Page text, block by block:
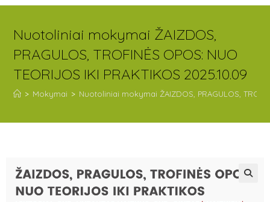
Nuotoliniai mokymai ŽAIZDOS,
PRAGULOS, TROFINĖS OPOS: NUO
TEORIJOS IKI PRAKTIKOS 2025.10.09
> Mokymai > Nuotoliniai mokymai ŽAIZDOS, PRAGULOS,